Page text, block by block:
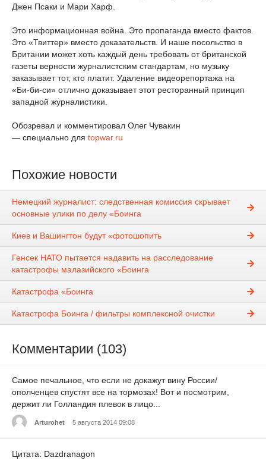
Джен Псаки и Мари Харф.
Это информационная война. Это пропаганда вместо фактов.
Это «Твиттер» вместо доказательств. И наше посольство в
Британии может хоть каждый день требовать от британской
газеты верности журналистским стандартам, но музыку
заказывает тот, кто платит. Удаление видеорепортажа на
«Би-би-си» отлично доказывает этот ресторанный принцип
западной журналистики.
Обозревал и комментировал Олег Чувакин
— специально для topwar.ru
Похожие новости
Немецкий журналист: следственная комиссия скрывает
основные улики по делу «Боинга
Киев и Вашингтон будут «фотошопить
Генсек НАТО пытается надавить на расследование
катастрофы малазийского «Боинга
Катастрофа «Боинга
Катастрофа Боинга / фильтры комплексной очистки
Комментарии (103)
Самое печальное, что если не докажут вину России/
ополченцев спустят все на тормозах! Вот и посмотрим,
держит ли Голландия плевок в лицо...
Arturohet 5 августа 2014 09:08
Цитата: Dazdranagon